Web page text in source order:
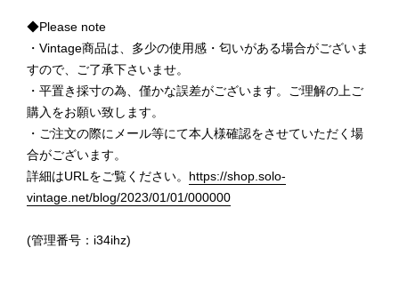
◆Please note
・Vintage商品は、多少の使用感・匂いがある場合がございま
すので、ご了承下さいませ。
・平置き採寸の為、僅かな誤差がございます。ご理解の上ご
購入をお願い致します。
・ご注文の際にメール等にて本人様確認をさせていただく場
合がございます。
詳細はURLをご覧ください。 https://shop.solo-
vintage.net/blog/2023/01/01/000000
(管理番号：i34ihz)